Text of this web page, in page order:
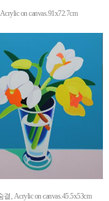
on canvas.91x72.7cm
, Acrylic on canvas.45.5x53cm